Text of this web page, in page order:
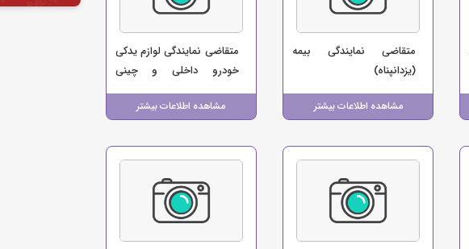
مشاهده اطلاعات بیشتر
متقاضی نمایندگی بیمه
(یزدانپناه)
مشاهده اطلاعات بیشتر
متقاضی نمایندگی لوازم یدکی
خودرو داخلی و چینی
(مجموعه مهرزاد)